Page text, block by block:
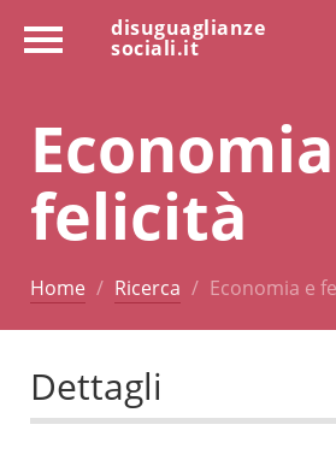
disuguaglianze
sociali.it
felicità
Home Ricerca Economia e
Dettagli